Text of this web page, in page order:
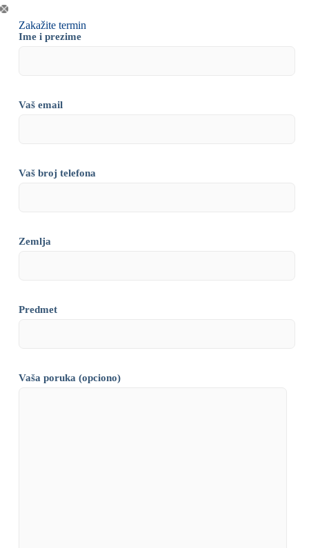
Zakažite termin
Ime i prezime
Vaš email
Vaš broj telefona
Zemlja
Predmet
Vaša poruka (opciono)